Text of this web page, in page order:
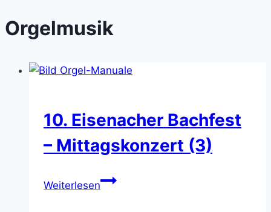
Orgelmusik
10. Eisenacher Bachfest
– Mittagskonzert (3)
Weiterlesen10.